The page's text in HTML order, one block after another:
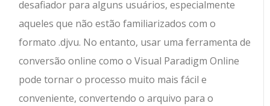
desafiador para alguns usuários, especialmente
aqueles que não estão familiarizados com o
formato .djvu. No entanto, usar uma ferramenta de
conversão online como o Visual Paradigm Online
pode tornar o processo muito mais fácil e
conveniente, convertendo o arquivo para o